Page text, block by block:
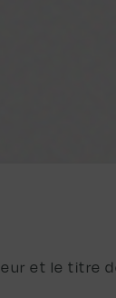
et le titre